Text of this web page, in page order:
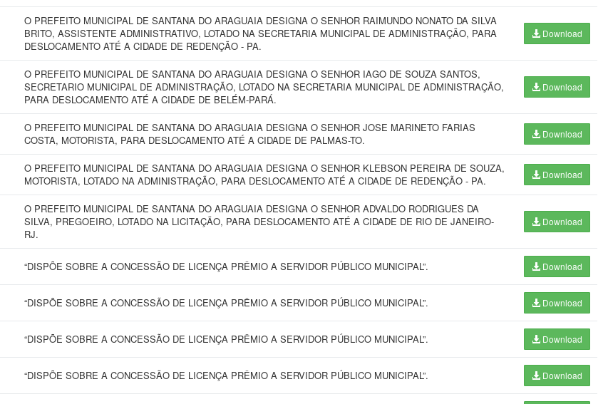
O PREFEITO MUNICIPAL DE SANTANA DO ARAGUAIA DESIGNA O SENHOR RAIMUNDO NONATO DA SILVA
BRITO, ASSISTENTE ADMINISTRATIVO, LOTADO NA SECRETARIA MUNICIPAL DE ADMINISTRAÇÃO, PARA
DESLOCAMENTO ATÉ A CIDADE DE REDENÇÃO - PA.
Download
O PREFEITO MUNICIPAL DE SANTANA DO ARAGUAIA DESIGNA O SENHOR IAGO DE SOUZA SANTOS,
SECRETARIO MUNICIPAL DE ADMINISTRAÇÃO, LOTADO NA SECRETARIA MUNICIPAL DE ADMINISTRAÇÃO,
PARA DESLOCAMENTO ATÉ A CIDADE DE BELÉM-PARÁ.
Download
O PREFEITO MUNICIPAL DE SANTANA DO ARAGUAIA DESIGNA O SENHOR JOSE MARINETO FARIAS
COSTA, MOTORISTA, PARA DESLOCAMENTO ATÉ A CIDADE DE PALMAS-TO.
Download
O PREFEITO MUNICIPAL DE SANTANA DO ARAGUAIA DESIGNA O SENHOR KLEBSON PEREIRA DE SOUZA,
MOTORISTA, LOTADO NA ADMINISTRAÇÃO, PARA DESLOCAMENTO ATÉ A CIDADE DE REDENÇÃO - PA.
Download
O PREFEITO MUNICIPAL DE SANTANA DO ARAGUAIA DESIGNA O SENHOR ADVALDO RODRIGUES DA
SILVA, PREGOEIRO, LOTADO NA LICITAÇÃO, PARA DESLOCAMENTO ATÉ A CIDADE DE RIO DE JANEIRO-
RJ.
Download
“DISPÕE SOBRE A CONCESSÃO DE LICENÇA PRÊMIO A SERVIDOR PÚBLICO MUNICIPAL”. Download
“DISPÕE SOBRE A CONCESSÃO DE LICENÇA PRÊMIO A SERVIDOR PÚBLICO MUNICIPAL”. Download
“DISPÕE SOBRE A CONCESSÃO DE LICENÇA PRÊMIO A SERVIDOR PÚBLICO MUNICIPAL”. Download
“DISPÕE SOBRE A CONCESSÃO DE LICENÇA PRÊMIO A SERVIDOR PÚBLICO MUNICIPAL”. Download